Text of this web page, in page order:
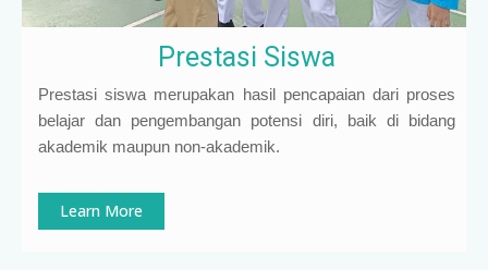
Prestasi Siswa
Prestasi siswa merupakan hasil pencapaian dari proses
belajar dan pengembangan potensi diri, baik di bidang
akademik maupun non-akademik.
Learn More